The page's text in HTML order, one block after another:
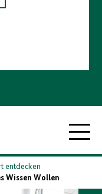
entdecken
Wissen Wollen